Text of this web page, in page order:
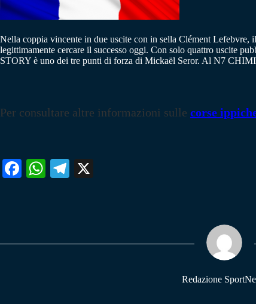
Nella coppia vincente in due uscite con in sella Clément Lefebvre, il
legittimamente cercare il successo oggi. Con solo quattro uscite
STORY è uno dei tre punti di forza di Mickaël Seror. Al N7
Per consultare altre informazioni sulle corse
Fa W
pp
Te
m
Redazione